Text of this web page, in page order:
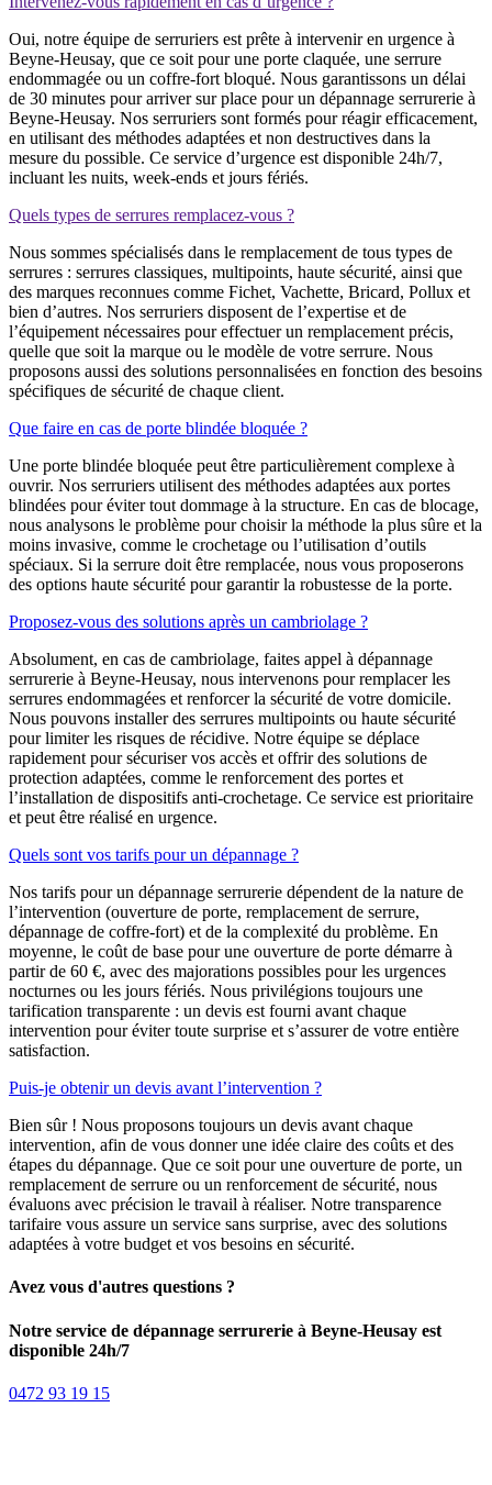
Oui, notre équipe de serruriers est prête à intervenir en urgence à
Beyne-Heusay, que ce soit pour une porte claquée, une serrure
endommagée ou un coffre-fort bloqué. Nous garantissons un délai
de 30 minutes pour arriver sur place pour un dépannage serrurerie à
Beyne-Heusay. Nos serruriers sont formés pour réagir efficacement,
en utilisant des méthodes adaptées et non destructives dans la
mesure du possible. Ce service d’urgence est disponible 24h/7,
incluant les nuits, week-ends et jours fériés.
Quels types de serrures remplacez-vous ?
Nous sommes spécialisés dans le remplacement de tous types de
serrures : serrures classiques, multipoints, haute sécurité, ainsi que
des marques reconnues comme Fichet, Vachette, Bricard, Pollux et
bien d’autres. Nos serruriers disposent de l’expertise et de
l’équipement nécessaires pour effectuer un remplacement précis,
quelle que soit la marque ou le modèle de votre serrure. Nous
proposons aussi des solutions personnalisées en fonction des besoins
spécifiques de sécurité de chaque client.
Que faire en cas de porte blindée bloquée ?
Une porte blindée bloquée peut être particulièrement complexe à
ouvrir. Nos serruriers utilisent des méthodes adaptées aux portes
blindées pour éviter tout dommage à la structure. En cas de blocage,
nous analysons le problème pour choisir la méthode la plus sûre et la
moins invasive, comme le crochetage ou l’utilisation d’outils
spéciaux. Si la serrure doit être remplacée, nous vous proposerons
des options haute sécurité pour garantir la robustesse de la porte.
Proposez-vous des solutions après un cambriolage ?
Absolument, en cas de cambriolage, faites appel à dépannage
serrurerie à Beyne-Heusay, nous intervenons pour remplacer les
serrures endommagées et renforcer la sécurité de votre domicile.
Nous pouvons installer des serrures multipoints ou haute sécurité
pour limiter les risques de récidive. Notre équipe se déplace
rapidement pour sécuriser vos accès et offrir des solutions de
protection adaptées, comme le renforcement des portes et
l’installation de dispositifs anti-crochetage. Ce service est prioritaire
et peut être réalisé en urgence.
Quels sont vos tarifs pour un dépannage ?
Nos tarifs pour un dépannage serrurerie dépendent de la nature de
l’intervention (ouverture de porte, remplacement de serrure,
dépannage de coffre-fort) et de la complexité du problème. En
moyenne, le coût de base pour une ouverture de porte démarre à
partir de 60 €, avec des majorations possibles pour les urgences
nocturnes ou les jours fériés. Nous privilégions toujours une
tarification transparente : un devis est fourni avant chaque
intervention pour éviter toute surprise et s’assurer de votre entière
satisfaction.
Puis-je obtenir un devis avant l’intervention ?
Bien sûr ! Nous proposons toujours un devis avant chaque
intervention, afin de vous donner une idée claire des coûts et des
étapes du dépannage. Que ce soit pour une ouverture de porte, un
remplacement de serrure ou un renforcement de sécurité, nous
évaluons avec précision le travail à réaliser. Notre transparence
tarifaire vous assure un service sans surprise, avec des solutions
adaptées à votre budget et vos besoins en sécurité.
Avez vous d'autres questions ?
Notre service de dépannage serrurerie à Beyne-Heusay est
disponible 24h/7
0472 93 19 15